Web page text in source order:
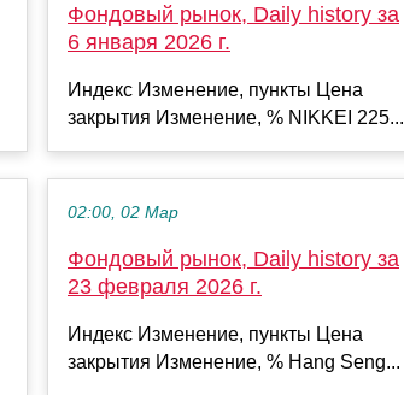
Фондовый рынок, Daily history за
6 января 2026 г.
Индекс Изменение, пункты Цена
закрытия Изменение, % NIKKEI 225...
02:00, 02 Мар
Фондовый рынок, Daily history за
23 февраля 2026 г.
Индекс Изменение, пункты Цена
закрытия Изменение, % Hang Seng...